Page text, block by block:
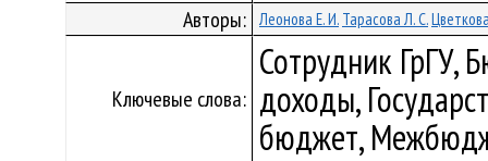
Авторы: Леонова Е. И. Тарасова Л. С.
Ключевые слова:
Сотрудник ГрГУ,
доходы,
бюджет,